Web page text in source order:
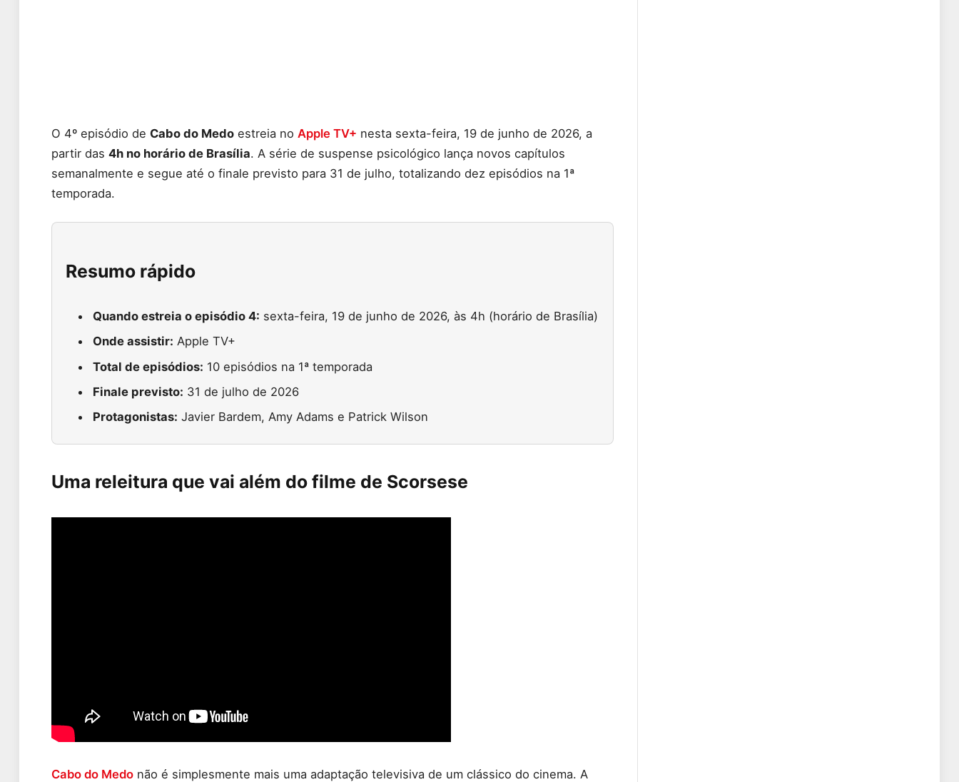
O 4º episódio de Cabo do Medo estreia no Apple TV+ nesta sexta-feira, 19 de junho de 2026, a
partir das 4h no horário de Brasília. A série de suspense psicológico lança novos capítulos
semanalmente e segue até o finale previsto para 31 de julho, totalizando dez episódios na 1ª
temporada.
Resumo rápido
Quando estreia o episódio 4: sexta-feira, 19 de junho de 2026, às 4h (horário de Brasília)
Onde assistir: Apple TV+
Total de episódios: 10 episódios na 1ª temporada
Finale previsto: 31 de julho de 2026
Protagonistas: Javier Bardem, Amy Adams e Patrick Wilson
Uma releitura que vai além do filme de Scorsese
Cabo do Medo não é simplesmente mais uma adaptação televisiva de um clássico do cinema. A